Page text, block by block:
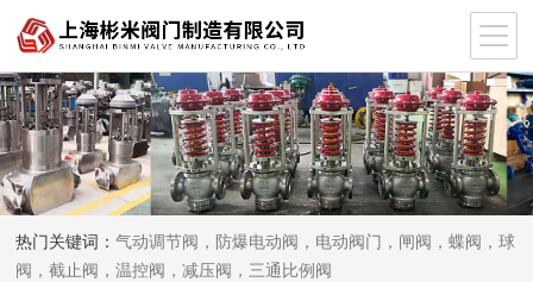
热门关键词：气动调节阀，防爆电动阀，电动阀门，闸阀，蝶阀，球
阀，截止阀，温控阀，减压阀，三通比例阀